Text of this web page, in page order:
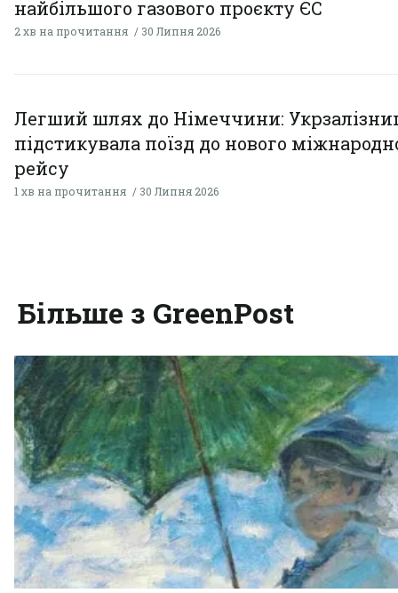
найбільшого газового проєкту ЄС
2 хв на прочитання 30 Липня 2026
Легший шлях до Німеччини:
підстикувала поїзд до нового
рейсу
1 хв на прочитання 30 Липня 2026
Більше з GreenPost